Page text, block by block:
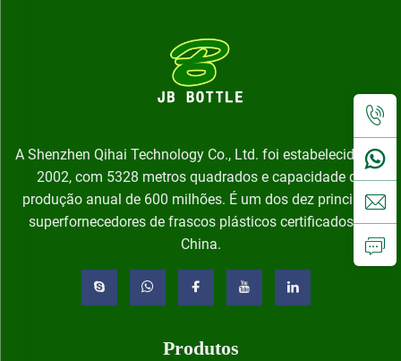
A Shenzhen Qihai Technology Co., Ltd. foi estabelecida em
2002, com 5328 metros quadrados e capacidade de
produção anual de 600 milhões. É um dos dez principais
superfornecedores de frascos plásticos certificados na
China.
Produtos